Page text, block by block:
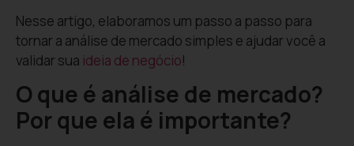
Nesse artigo, elaboramos um passo a passo para
tornar a análise de mercado simples e ajudar você a
validar sua ideia de negócio!
O que é análise de mercado?
Por que ela é importante?